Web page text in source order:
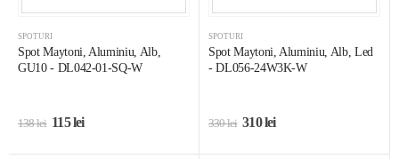
SPOTURI
Spot Maytoni, Aluminiu, Alb,
GU10 - DL042-01-SQ-W
138lei 115lei
SPOTURI
Spot Maytoni, Aluminiu, Alb, Led
- DL056-24W3K-W
330lei 310lei